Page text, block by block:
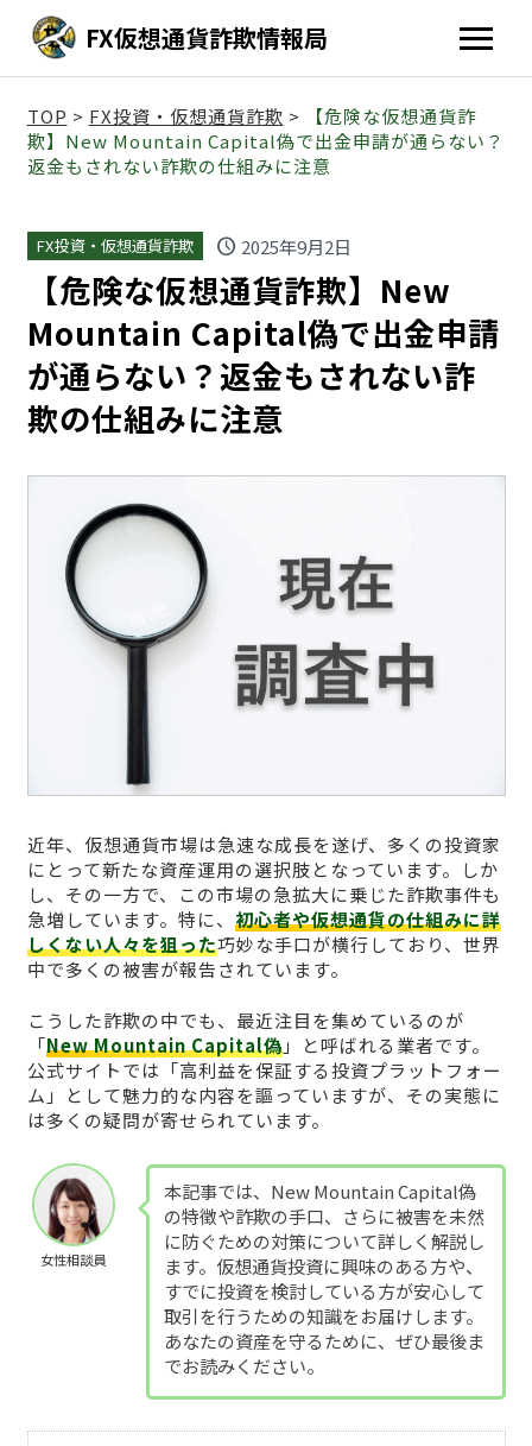
FX仮想通貨詐欺情報局
TOP > FX投資・仮想通貨詐欺 >
【危険な仮想通貨詐
欺】New Mountain Capital偽で出金申請が通らない？
返金もされない詐欺の仕組みに注意
FX投資・仮想通貨詐欺 schedule 2025年9月2日
【危険な仮想通貨詐欺】New
Mountain Capital偽で出金申請
が通らない？返金もされない詐
欺の仕組みに注意
近年、仮想通貨市場は急速な成長を遂げ、多くの投資家
にとって新たな資産運用の選択肢となっています。しか
し、その一方で、この市場の急拡大に乗じた詐欺事件も
急増しています。特に、 初心者や仮想通貨の仕組みに詳
しくない人々を狙った巧妙な手口が横行しており、世界
中で多くの被害が報告されています。
こうした詐欺の中でも、最近注目を集めているのが
「New Mountain Capital偽」と呼ばれる業者です。
公式サイトでは「高利益を保証する投資プラットフォー
ム」として魅力的な内容を謳っていますが、その実態に
は多くの疑問が寄せられています。
女性相談員
本記事では、New Mountain Capital偽
の特徴や詐欺の手口、さらに被害を未然
に防ぐための対策について詳しく解説し
ます。仮想通貨投資に興味のある方や、
すでに投資を検討している方が安心して
取引を行うための知識をお届けします。
あなたの資産を守るために、ぜひ最後ま
でお読みください。